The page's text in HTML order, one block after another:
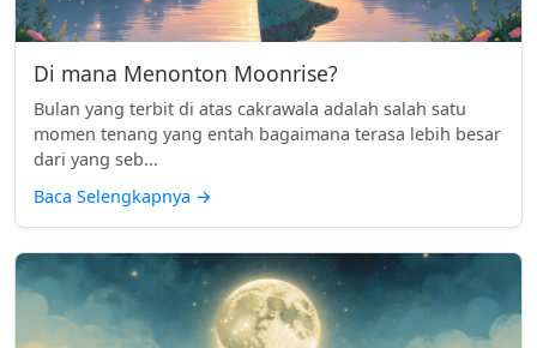
Di mana Menonton Moonrise?
Bulan yang terbit di atas cakrawala adalah salah satu
momen tenang yang entah bagaimana terasa lebih besar
dari yang seb...
Baca Selengkapnya →